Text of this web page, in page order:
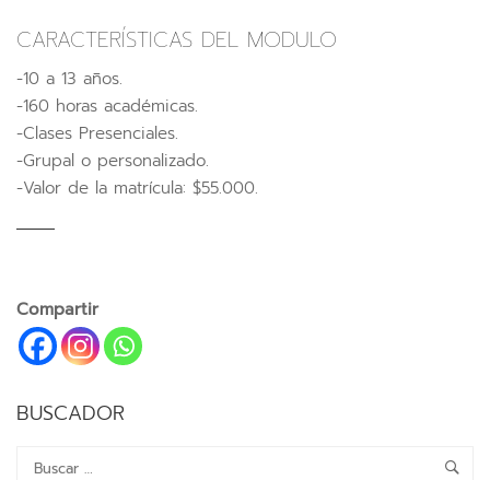
CARACTERÍSTICAS DEL MODULO
-10 a 13 años.
-160 horas académicas.
-Clases Presenciales.
-Grupal o personalizado.
-Valor de la matrícula: $55.000.
Compartir
BUSCADOR